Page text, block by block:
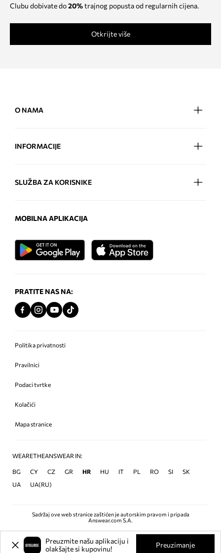
Clubu dobivate do20%trajnog popusta od regularnih cijena.
Otkrijte više
O NAMA
INFORMACIJE
SLUŽBA ZA KORISNIKE
MOBILNA APLIKACIJA
PRATITE NAS NA:
Politika privatnosti
Pravilnici
Podaci tvrtke
Kolačići
Mapa stranice
WEARETHEANSWEAR IN:
BG CY CZ GR HR HU IT PL RO SI
SK
UA
UA(RU)
Sadržaj ove web stranice zaštićen je autorskim pravom i pripada
Answear.com S.A.
Preuzmite našu aplikaciju i
olakšajte si kupovinu!
Preuzimanje